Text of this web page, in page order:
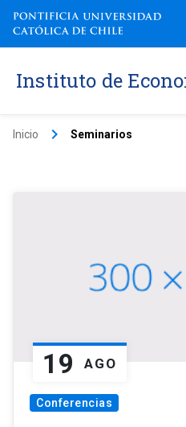
Instituto de
Inicio keyboard_arrow_right Seminarios
19 AGO
Conferencias